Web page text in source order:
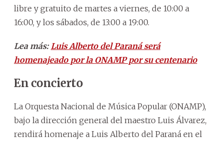
libre y gratuito de martes a viernes, de 10:00 a
16:00, y los sábados, de 13:00 a 19:00.
Lea más: Luis Alberto del Paraná será
homenajeado por la ONAMP por su centenario
En concierto
La Orquesta Nacional de Música Popular (ONAMP),
bajo la dirección general del maestro Luis Álvarez,
rendirá homenaje a Luis Alberto del Paraná en el